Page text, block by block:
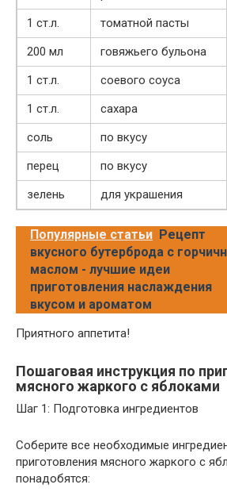
1 ст.л.
томатной пасты
200 мл
говяжьего бульона
1 ст.л.
соевого соуса
1 ст.л.
сахара
соль
по вкусу
перец
по вкусу
зелень
для украшения
Популярные статьи Рецепт
вкусного бутерброда с
маслом - лучшие идеи
приготовления наслаждения
вкусом и ароматом
Приятного аппетита!
Пошаговая инструкция по
мясного жаркого с яблоками
Шаг 1: Подготовка ингредиентов
Соберите все необходимые
приготовления мясного жаркого с
понадобятся: